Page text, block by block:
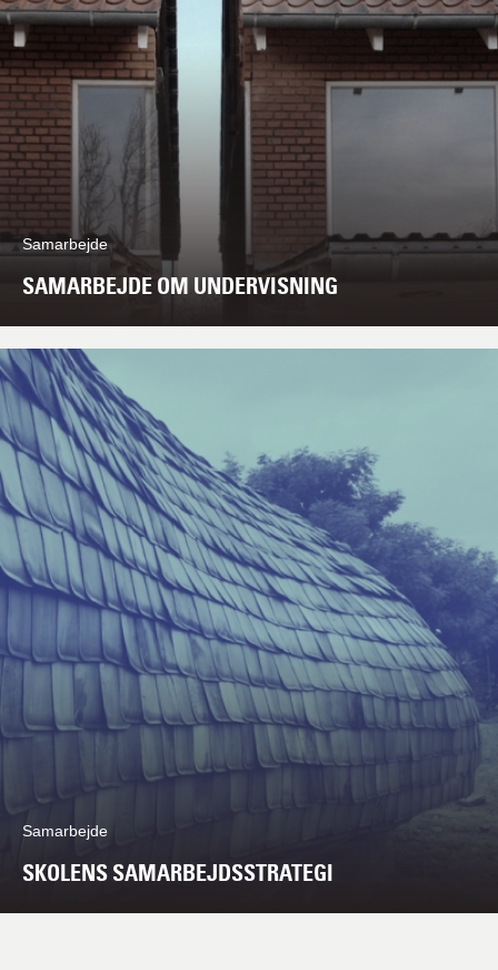
Samarbejde
SAMARBEJDE OM UNDERVISNING
Samarbejde
SKOLENS SAMARBEJDSSTRATEGI